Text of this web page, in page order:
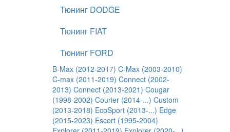
Тюнинг DODGE
Тюнинг FIAT
Тюнинг FORD
B-Max (2012-2017) C-Max (2003-2010)
C-max (2011-2019) Connect (2002-
2013) Connect (2013-2021) Cougar
(1998-2002) Courier (2014-...) Custom
(2013-2018) EcoSport (2013-...) Edge
(2015-2023) Escort (1995-2004)